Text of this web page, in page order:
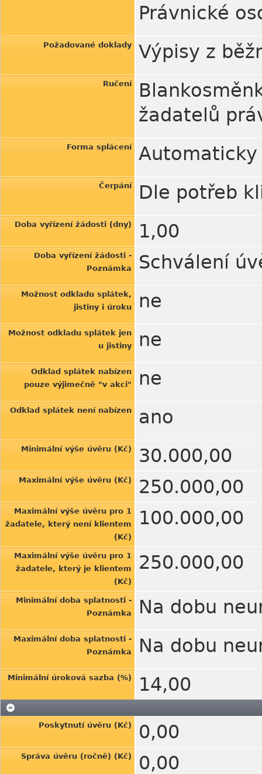
Právnické
Požadované doklady Výpisy z
Ručení
žadatelů
Forma splácení
Čerpání Dle potřeb
Doba vyřízení žádosti (dny) 1,00
Doba vyřízení žádosti -
Poznámka
Schválení
Možnost odkladu splátek,
jistiny i úroku
ne
Možnost odkladu splátek jen
u jistiny
ne
Odklad splátek nabízen
pouze výjimečně "v akci"
ne
Odklad splátek není nabízen ano
Minimální výše úvěru (Kč) 30.000,00
Maximální výše úvěru (Kč) 250.000,00
Maximální výše úvěru pro 1
žadatele, který není klientem
(Kč)
100.000,00
Maximální výše úvěru pro 1
žadatele, který je klientem
(Kč)
250.000,00
Minimální doba splatnosti -
Poznámka
Na dobu
Maximální doba splatnosti -
Poznámka
Na dobu
Minimální úroková sazba (%) 14,00
Poskytnutí úvěru (Kč) 0,00
Správa úvěru (ročně) (Kč) 0,00